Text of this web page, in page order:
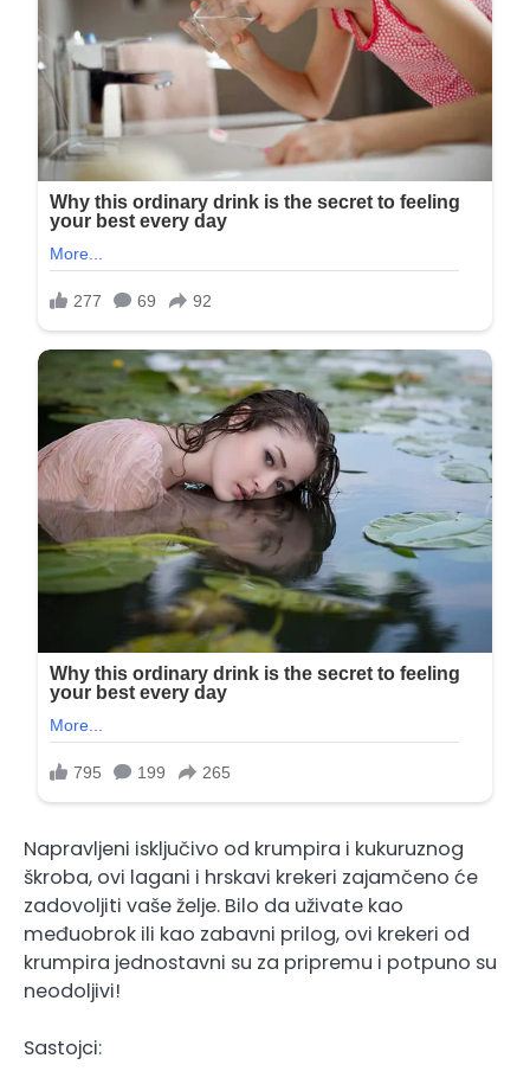
Napravljeni isključivo od krumpira i kukuruznog
škroba, ovi lagani i hrskavi krekeri zajamčeno će
zadovoljiti vaše želje. Bilo da uživate kao
međuobrok ili kao zabavni prilog, ovi krekeri od
krumpira jednostavni su za pripremu i potpuno su
neodoljivi!
Sastojci: